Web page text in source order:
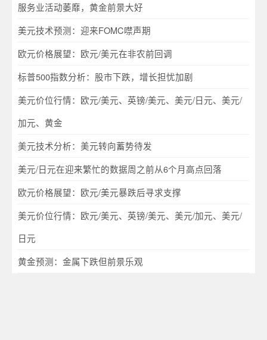
服务业活动萎靡，黄金前景大好
美元技术预测：迎来FOMC噤声期
欧元价格展望：欧元/美元在非农前回调
标普500指数分析：股市下跌，增长担忧加剧
美元价位行情：欧元/美元、英镑/美元、美元/日元、美元/
加元、黄金
美元技术分析：美元转向蓄势待发
美元/日元在迎来繁忙的数据周之前从6个月高点回落
欧元价格展望：欧元/美元暴跌后寻求支撑
美元价位行情：欧元/美元、英镑/美元、美元/加元、美元/
日元
黄金预测：金属下跌但前景乐观